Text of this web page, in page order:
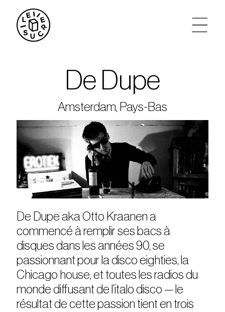
agenda
tickets
le sucre max
partenariats
De Dupe
Amsterdam, Pays-Bas
De Dupe aka Otto Kraanen a
commencé à remplir ses bacs à
disques dans les années 90, se
passionnant pour la disco eighties, la
Chicago house, et toutes les radios du
monde diffusant de l’italo disco — le
résultat de cette passion tient en trois